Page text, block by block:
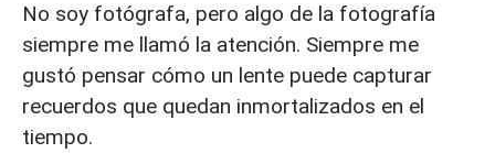
No soy fotógrafa, pero algo de la fotografía
siempre me llamó la atención. Siempre me
gustó pensar cómo un lente puede capturar
recuerdos que quedan inmortalizados en el
tiempo.